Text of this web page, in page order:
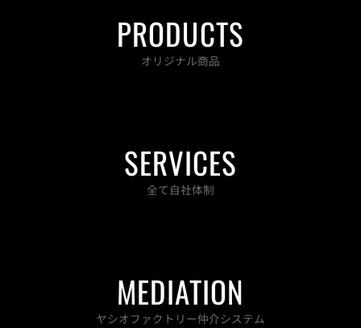
o
k
-
r
r
a
m
e
PRODUCTS
オリジナル商品
SERVICES
全て自社体制
MEDIATION
ヤシオファクトリー仲介システム